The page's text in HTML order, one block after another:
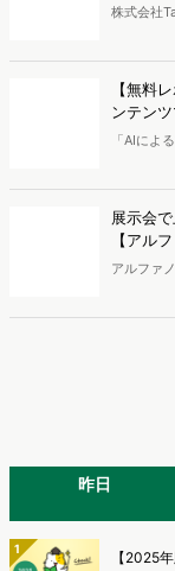
株式会社
と、AIで
ました。
【無料
ンテン
「AIによ
のSEO領
し、最多
ザーの選
必見の
料でDL
ご用意し
展示会
【アル
アルファ
画・マー
調査を実
昨日
1 【2025